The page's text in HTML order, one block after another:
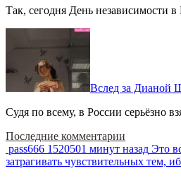
Так, сегодня День независимости
Вслед за Дианой
Судя по всему, в России серьёзно
Последние комментарии
pass666 1520501 минут назад Это
затрагивать чувствительных тем,